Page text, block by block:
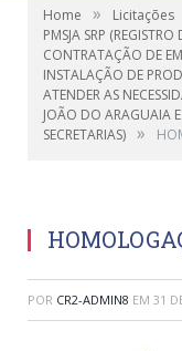
Home » Licitações
PMSJA SRP
CONTRATAÇÃO DE
INSTALAÇÃO DE
ATENDER AS
JOÃO DO ARAGUAIA
SECRETARIAS) »
POR CR2-ADMIN8 EM 31